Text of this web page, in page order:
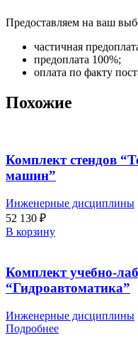
Предоставляем на ваш
частичная
предоплата 100%;
оплата по факту
Похожие
Комплект стендов
машин”
Инженерные дисциплины
52 130 ₽
В корзину
Комплект учебно-
“Гидроавтоматика”
Инженерные дисциплины
Подробнее